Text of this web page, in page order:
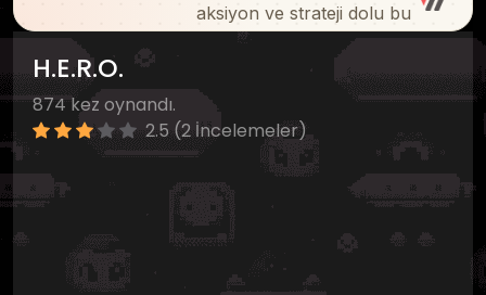
H.E.R.O.
874 kez oynandı.
2.5 (2 İncelemeler)